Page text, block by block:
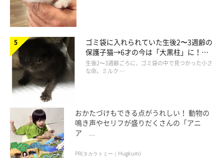
ゴミ袋に入れられていた生後2〜3週齢の
保護子猫→6才の今は「大黒柱」に！
美しい黒猫に成長した姿にグッとくる
生後2〜3週齢ごろに、ゴミ袋の中で見つかった小さ
な命。ミルク …
おかたづけもできる点がうれしい！ 動物の
鳴き声やセリフが盛りだくさんの「アニ
ア ...
PR(タカラトミー｜Hugkum)